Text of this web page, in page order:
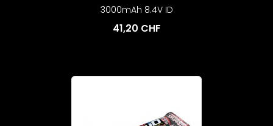
3000mAh 8.4V ID
41,20 CHF